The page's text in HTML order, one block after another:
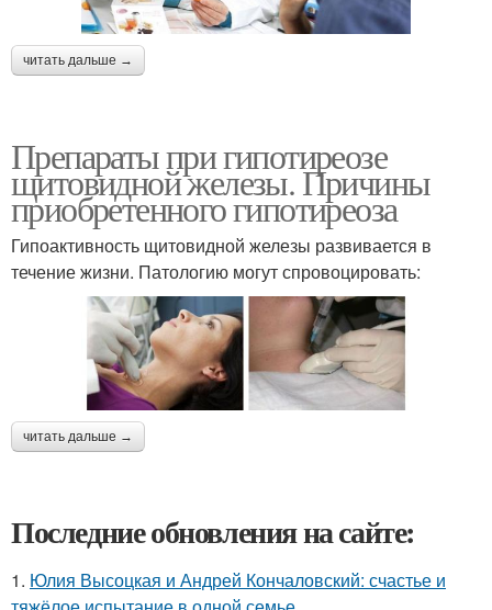
читать дальше →
Препараты при гипотиреозе
щитовидной железы. Причины
приобретенного гипотиреоза
Гипоактивность щитовидной железы развивается в
течение жизни. Патологию могут спровоцировать:
читать дальше →
Последние обновления на сайте:
1. Юлия Высоцкая и Андрей Кончаловский: счастье и